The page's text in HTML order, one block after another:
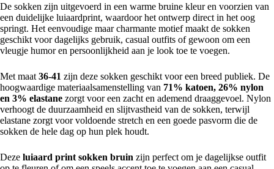
De sokken zijn uitgevoerd in een warme bruine kleur en voorzien van
een duidelijke luiaardprint, waardoor het ontwerp direct in het oog
springt. Het eenvoudige maar charmante motief maakt de sokken
geschikt voor dagelijks gebruik, casual outfits of gewoon om een
vleugje humor en persoonlijkheid aan je look toe te voegen.
Met maat 36-41 zijn deze sokken geschikt voor een breed publiek. De
hoogwaardige materiaalsamenstelling van 71% katoen, 26% nylon
en 3% elastane zorgt voor een zacht en ademend draaggevoel. Nylon
verhoogt de duurzaamheid en slijtvastheid van de sokken, terwijl
elastane zorgt voor voldoende stretch en een goede pasvorm die de
sokken de hele dag op hun plek houdt.
Deze luiaard print sokken bruin zijn perfect om je dagelijkse outfit